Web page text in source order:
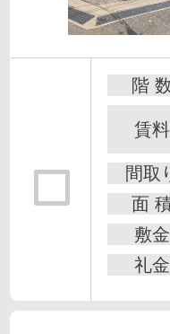
階
賃料
間取
面
敷金
礼金